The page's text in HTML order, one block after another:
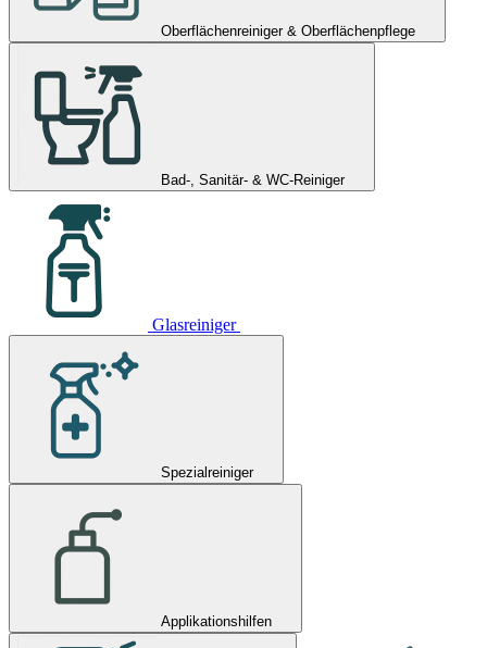
Oberflächenreiniger & Oberflächenpflege
Bad-, Sanitär- & WC-Reiniger
Glasreiniger
Spezialreiniger
Applikationshilfen